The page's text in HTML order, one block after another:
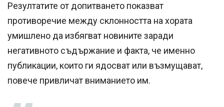
Резултатите от допитването показват
противоречие между склонността на хората
умишлено да избягват новините заради
негативното съдържание и факта, че именно
публикации, които ги ядосват или възмущават,
повече привличат вниманието им.